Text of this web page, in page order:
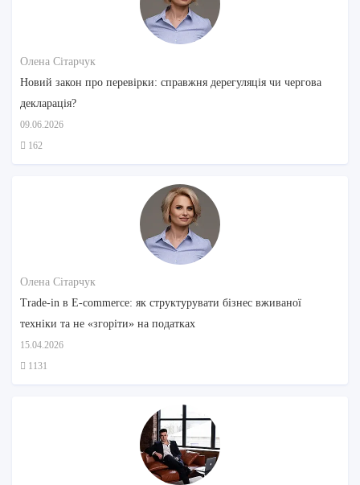
Олена Сітарчук
Новий закон про перевірки: справжня дерегуляція чи чергова
декларація?
09.06.2026
162
Олена Сітарчук
Trade-in в E-commerce: як структурувати бізнес вживаної
техніки та не «згоріти» на податках
15.04.2026
1131